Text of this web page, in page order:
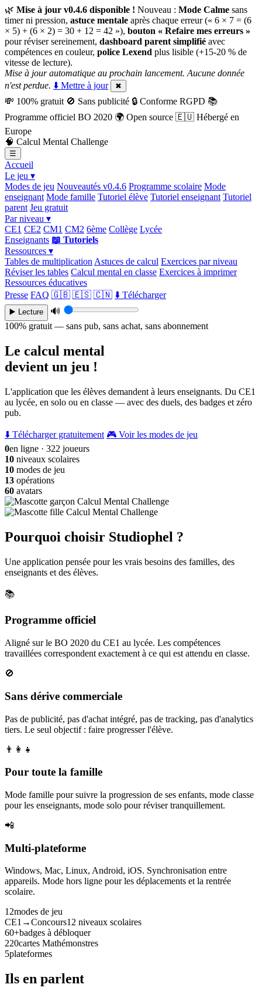
🌿 Mise à jour v0.4.6 disponible ! Nouveau : Mode Calme sans
timer ni pression, astuce mentale après chaque erreur (« 6 × 7 = (6
× 5) + (6 × 2) = 30 + 12 = 42 »), bouton « Refaire mes erreurs »
pour réviser sereinement, dashboard parent simplifié avec
compétences en couleur, police Lexend plus lisible (+15-20 % de
vitesse de lecture).
Mise à jour automatique au prochain lancement. Aucune donnée
n'est perdue. ⬇️ Mettre à jour ✖
💸 100% gratuit 🚫 Sans publicité 🔒 Conforme RGPD 📚
Programme officiel BO 2020 🌍 Open source 🇪🇺 Hébergé en
Europe
🧠 Calcul Mental Challenge
☰
Accueil
Le jeu ▾
Modes de jeu Nouveautés v0.4.6 Programme scolaire Mode
enseignant Mode famille Tutoriel élève Tutoriel enseignant Tutoriel
parent Jeu gratuit
Par niveau ▾
CE1 CE2 CM1 CM2 6ème Collège Lycée
Enseignants 📖 Tutoriels
Ressources ▾
Tables de multiplication Astuces de calcul Exercices par niveau
Réviser les tables Calcul mental en classe Exercices à imprimer
Ressources éducatives
Presse FAQ 🇬🇧 🇪🇸 🇨🇳 ⬇️ Télécharger
▶️ Lecture
🔊
100% gratuit — sans pub, sans achat, sans abonnement
Le calcul mental
devient un jeu !
L'application que les élèves demandent à leurs enseignants. Du CE1
au lycée, en solo ou en classe — avec des duels, des badges et zéro
pub.
⬇️ Télécharger gratuitement 🎮 Voir les modes de jeu
0en ligne · 322 joueurs
10 niveaux scolaires
10 modes de jeu
13 opérations
60 avatars
Pourquoi choisir Studiophel ?
Une application pensée pour les vrais besoins des familles, des
enseignants et des élèves.
📚
Programme officiel
Aligné sur le BO 2020 du CE1 au lycée. Les compétences
travaillées correspondent exactement à ce qui est attendu en classe.
🚫
Sans dérive commerciale
Pas de publicité, pas d'achat intégré, pas de tracking, pas d'analytics
tiers. Le seul objectif : faire progresser l'élève.
👨‍👩‍👧
Pour toute la famille
Mode famille pour suivre la progression de ses enfants, mode classe
pour les enseignants, mode solo pour réviser tranquillement.
📲
Multi-plateforme
Windows, Mac, Linux, Android, iOS. Synchronisation entre
appareils. Mode hors ligne pour les déplacements et la rentrée
scolaire.
12modes de jeu
CE1→Concours12 niveaux scolaires
60+badges à débloquer
220cartes Mathémonstres
5plateformes
Ils en parlent